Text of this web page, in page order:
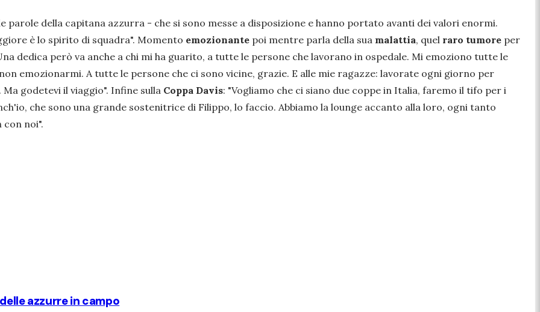
parole della capitana azzurra - che si sono messe a disposizione e hanno portato avanti dei valori enormi.
è lo spirito di squadra". Momento emozionante poi mentre parla della sua malattia, quel raro tumore per
dedica però va anche a chi mi ha guarito, a tutte le persone che lavorano in ospedale. Mi emoziono tutte le
emozionarmi. A tutte le persone che ci sono vicine, grazie. E alle mie ragazze: lavorate ogni giorno per
godetevi il viaggio". Infine sulla Coppa Davis: "Vogliamo che ci siano due coppe in Italia, faremo il tifo per i
che sono una grande sostenitrice di Filippo, lo faccio. Abbiamo la lounge accanto alla loro, ogni tanto
con noi".
azzurre in campo